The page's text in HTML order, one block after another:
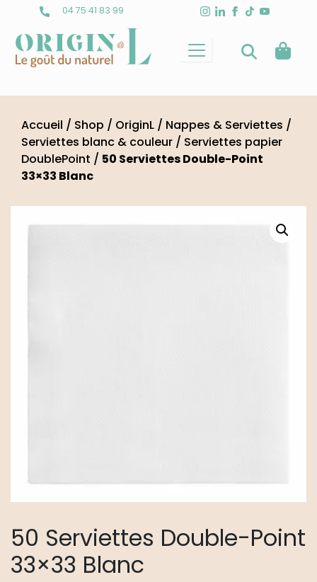
content
04 75 41 83 99
Accueil / Shop / OriginL / Nappes & Serviettes /
Serviettes blanc & couleur / Serviettes papier
DoublePoint / 50 Serviettes Double-Point
33×33 Blanc
50 Serviettes Double-Point
33×33 Blanc